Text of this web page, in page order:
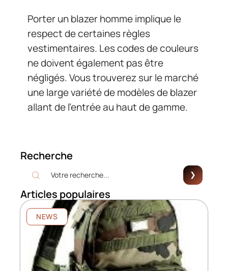
Porter un blazer homme implique le
respect de certaines règles
vestimentaires. Les codes de couleurs
ne doivent également pas être
négligés. Vous trouverez sur le marché
une large variété de modèles de blazer
allant de l’entrée au haut de gamme.
Recherche
Articles populaires
NEWS